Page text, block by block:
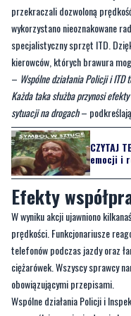
przekraczali dozwoloną
wykorzystano nieoznakowane
specjalistyczny sprzęt ITD.
kierowców, których brawura
– Wspólne działania Policji i ITD
Każda taka służba przynosi
sytuacji na drogach–
CZYTAJ
emocji i
Efekty
W wyniku akcji ujawniono
prędkości. Funkcjonariusze
telefonów podczas jazdy oraz
ciężarówek. Wszyscy sprawcy
obowiązującymi przepisami.
Wspólne działania Policji i